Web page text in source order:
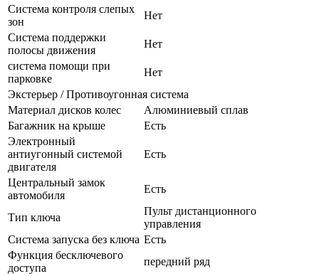
Система контроля слепых
зон
Нет
Система поддержки
полосы движения
Нет
система помощи при
парковке
Нет
Экстерьер / Противоугонная система
Материал дисков колес
Алюминиевый сплав
Багажник на крыше
Есть
Электронный
антиугонный системой
двигателя
Есть
Центральный замок
автомобиля
Есть
Тип ключа
Пульт дистанционного
управления
Система запуска без ключа Есть
Функция бесключевого
доступа
передний ряд